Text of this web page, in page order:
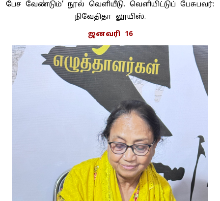
பேச வேண்டும்’ நூல் வெளியீடு. வெளியிட்டுப் பேசுபவர்:
நிவேதிதா லூயிஸ்.
ஜனவரி 16